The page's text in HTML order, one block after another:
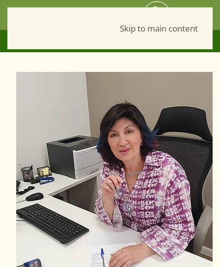
Skip to main content